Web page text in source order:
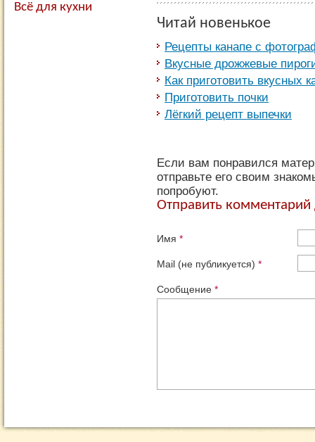
Читай новенькое
Рецепты канапе с
Вкусные дрожжевые
Как приготовить вкусных
Приготовить почки
Лёгкий рецепт выпечки
Если вам понравился
отправьте его своим
попробуют.
Отправить
Имя *
Mail (не публикуется) *
Сообщение *
Всё для кухни